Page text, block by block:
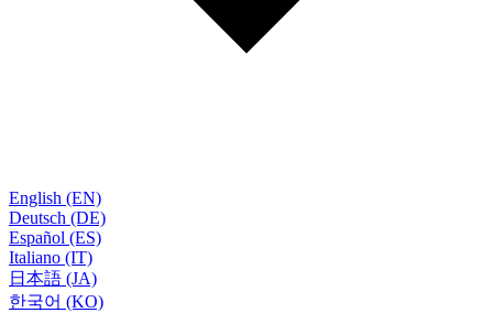
English (EN)
Deutsch (DE)
Español (ES)
Italiano (IT)
日本語 (JA)
한국어 (KO)